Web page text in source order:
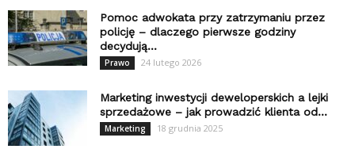
Pomoc adwokata przy zatrzymaniu przez
policję – dlaczego pierwsze godziny
decydują...
Prawo 24 lutego 2026
Marketing inwestycji deweloperskich a lejki
sprzedażowe – jak prowadzić klienta od...
Marketing 18 grudnia 2025